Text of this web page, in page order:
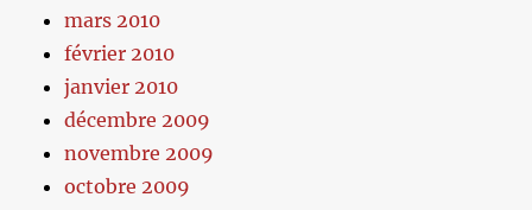
mars 2010
février 2010
janvier 2010
décembre 2009
novembre 2009
octobre 2009